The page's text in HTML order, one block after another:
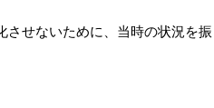
させないために、当時の状況を